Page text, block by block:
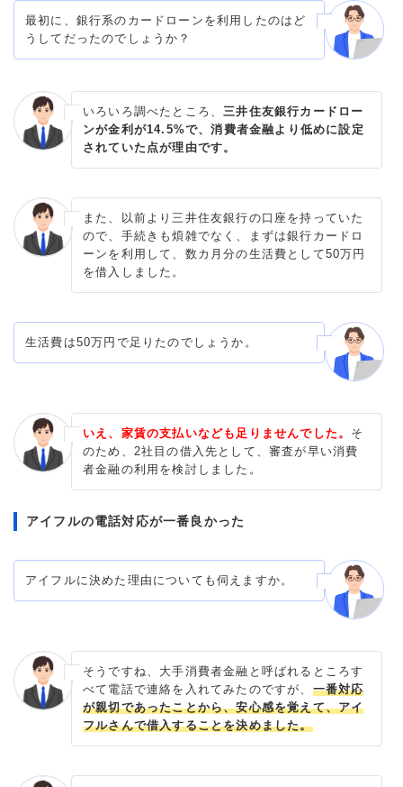
最初に、銀行系のカードローンを利用したのはど
うしてだったのでしょうか？
いろいろ調べたところ、 三井住友銀行カードロー
ンが金利が14.5%で、消費者金融より低めに設定
されていた点が理由です。
また、以前より三井住友銀行の口座を持っていた
ので、手続きも煩雑でなく、まずは銀行カードロ
ーンを利用して、数カ月分の生活費として50万円
を借入しました。
生活費は50万円で足りたのでしょうか。
いえ、家賃の支払いなども足りませんでした。 そ
のため、2社目の借入先として、審査が早い消費
者金融の利用を検討しました。
アイフルの電話対応が一番良かった
アイフルに決めた理由についても伺えますか。
そうですね、大手消費者金融と呼ばれるところす
べて電話で連絡を入れてみたのですが、 一番対応
が親切であったことから、安心感を覚えて、アイ
フルさんで借入することを決めました。